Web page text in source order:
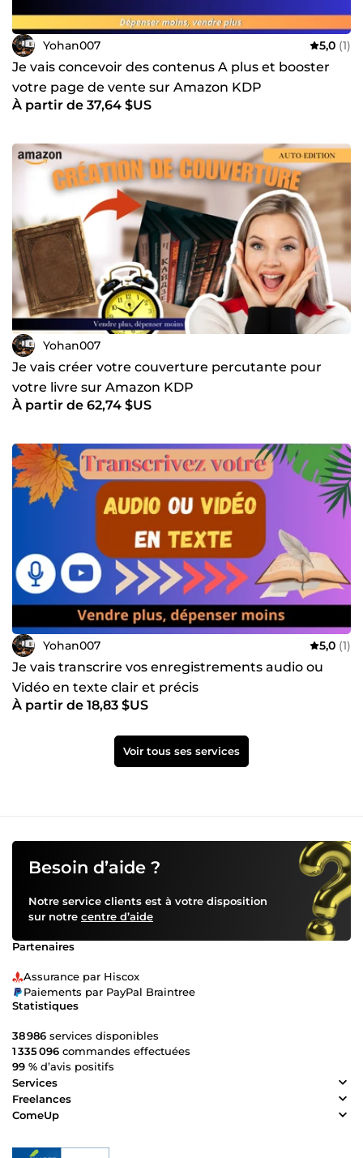
Yohan007 5,0 (1)
Je vais concevoir des contenus A plus et booster
votre page de vente sur Amazon KDP
À partir de 37,64 $US
Yohan007
Je vais créer votre couverture percutante pour
votre livre sur Amazon KDP
À partir de 62,74 $US
Yohan007 5,0 (1)
Je vais transcrire vos enregistrements audio ou
Vidéo en texte clair et précis
À partir de 18,83 $US
Voir tous ses services
Besoin d’aide ?
Notre service clients est à votre disposition
sur notre centre d’aide
Partenaires
Assurance par Hiscox
Paiements par PayPal Braintree
Statistiques
38 986 services disponibles
1 335 096 commandes effectuées
99 % d’avis positifs
Services
Freelances
ComeUp